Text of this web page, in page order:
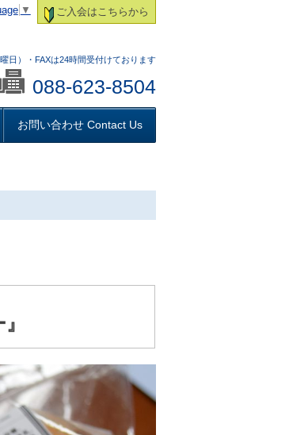
ご入会はこちらから
▼
日）・FAXは24時間受付けております
088-623-8504
お問い合わせ Contact Us